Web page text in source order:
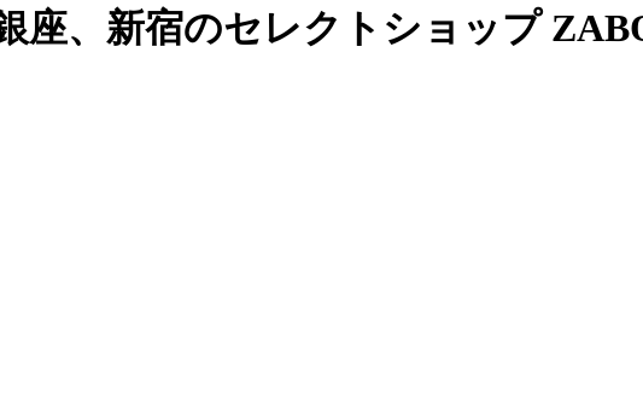
座、新宿のセレクトショップ